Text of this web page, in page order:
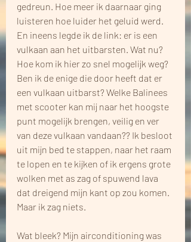
gedreun. Hoe meer ik daarnaar ging
luisteren hoe luider het geluid werd.
En ineens legde ik de link: er is een
vulkaan aan het uitbarsten. Wat nu?
Hoe kom ik hier zo snel mogelijk weg?
Ben ik de enige die door heeft dat er
een vulkaan uitbarst? Welke Balinees
met scooter kan mij naar het hoogste
punt mogelijk brengen, veilig en ver
van deze vulkaan vandaan?? Ik besloot
uit mijn bed te stappen, naar het raam
te lopen en te kijken of ik ergens grote
wolken met as zag of spuwend lava
dat dreigend mijn kant op zou komen.
Maar ik zag niets.
Wat bleek? Mijn airconditioning was